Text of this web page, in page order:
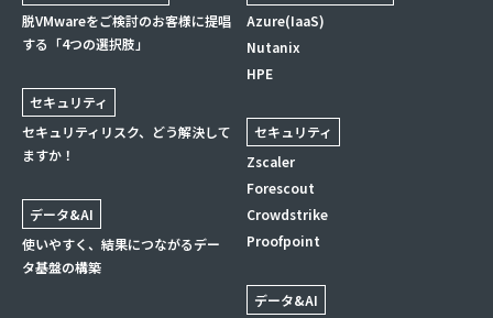
脱VMwareをご検討のお客様に提唱
する「4つの選択肢」
セキュリティ
セキュリティリスク、どう解決して
ますか！
データ&AI
使いやすく、結果につながるデー
タ基盤の構築
Azure(IaaS)
Nutanix
HPE
セキュリティ
Zscaler
Forescout
Crowdstrike
Proofpoint
データ&AI